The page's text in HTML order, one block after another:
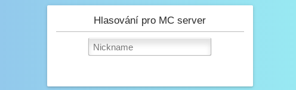
Hlasování pro MC server